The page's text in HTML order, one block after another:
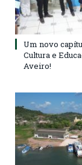
Um novo
Cultura e
Aveiro!